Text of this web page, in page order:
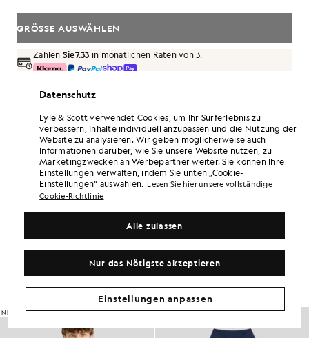
GRÖSSE AUSWÄHLEN
Zahlen Sie7.33 in monatlichen Raten von 3.
Lieferung nach Hause und Abholstellen. Kostenlose
Verdoppeln Sie Ihre Punkte! Sammeln Sie mit
diesem Kauf Punkte bei „132“.
6 points = 1,00 £
ANMELDEN
PRODUKTDETAILS
PRODUKTPASSFORM
ZUSAMMENSETZUNG & PFLEGE
So sieht der Look aus
Stellen Sie Ihr komplettes Outfit aus raffinierten Stücken zusammen,
die Ihre Garderobe aufwerten.
NEU EINGETROFFEN
Datenschutz
Lyle & Scott verwendet Cookies, um Ihr Surferlebnis zu
verbessern, Inhalte individuell anzupassen und die Nutzung der
Website zu analysieren. Wir geben möglicherweise auch
Informationen darüber, wie Sie unsere Website nutzen, zu
Marketingzwecken an Werbepartner weiter. Sie können Ihre
Einstellungen verwalten, indem Sie unten „Cookie-
Einstellungen“ auswählen. Lesen Sie hier unsere vollständige
Cookie-Richtlinie
Nur das Nötigste akzeptieren
Alle zulassen
Einstellungen anpassen